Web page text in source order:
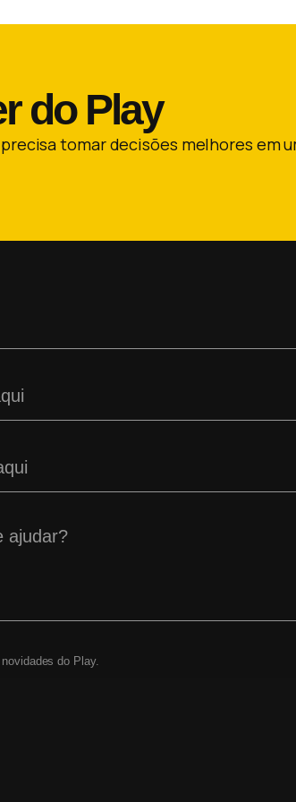
do Play
tomar decisões melhores em
do Play.